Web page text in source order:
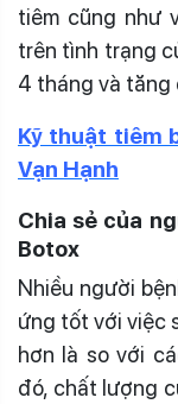
tiêm cũng như
trên tình trạng
4 tháng và tăng
Kỹ thuật tiêm
Vạn Hạnh
Chia sẻ của
Botox
Nhiều người
ứng tốt với việc
hơn là so với
đó, chất lượng